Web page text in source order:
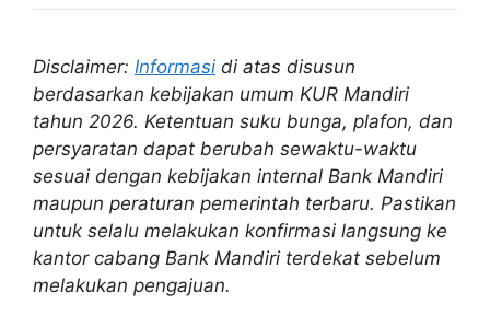
Disclaimer: Informasi di atas disusun
berdasarkan kebijakan umum KUR Mandiri
tahun 2026. Ketentuan suku bunga, plafon, dan
persyaratan dapat berubah sewaktu-waktu
sesuai dengan kebijakan internal Bank Mandiri
maupun peraturan pemerintah terbaru. Pastikan
untuk selalu melakukan konfirmasi langsung ke
kantor cabang Bank Mandiri terdekat sebelum
melakukan pengajuan.